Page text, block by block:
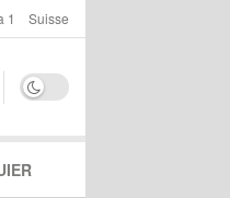
1 Suisse